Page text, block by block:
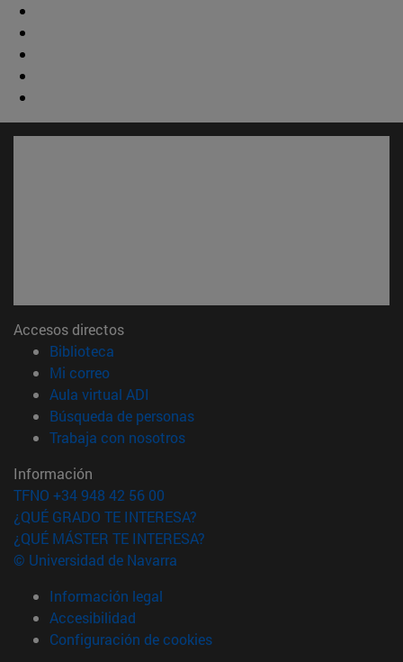
Accesos directos
Biblioteca
Mi correo(abre en nueva ventana)
Aula virtual ADI
Búsqueda de personas(abre en nueva ventana)
Trabaja con nosotros(abre en nueva ventana)
Información
TFNO +34 948 42 56 00
¿QUÉ GRADO TE INTERESA?
¿QUÉ MÁSTER TE INTERESA?
© Universidad de Navarra
Información legal
Accesibilidad
Configuración de cookies